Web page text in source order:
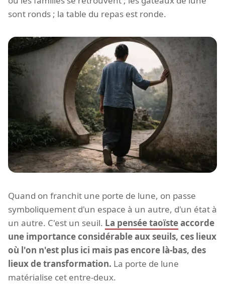
sont ronds ; la table du repas est ronde.
Quand on franchit une porte de lune, on passe
symboliquement d'un espace à un autre, d'un état à
un autre. C'est un seuil. La pensée taoïsteaccorde
une importance considérable aux seuils, ces lieux
où l'on n'est plus ici mais pas encore là-bas, des
lieux de transformation. La porte de lune
matérialise cet entre-deux.